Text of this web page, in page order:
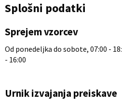
Splošni podatki
Sprejem vzorcev
Od ponedeljka do sobote, 07:00 -
- 16:00
Urnik izvajanja preiskave